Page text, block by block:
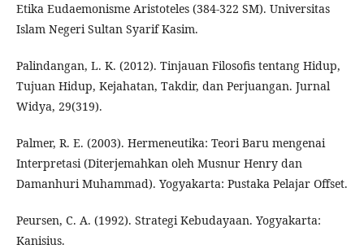
Etika Eudaemonisme Aristoteles (384-322 SM). Universitas
Islam Negeri Sultan Syarif Kasim.
Palindangan, L. K. (2012). Tinjauan Filosofis tentang Hidup,
Tujuan Hidup, Kejahatan, Takdir, dan Perjuangan. Jurnal
Widya, 29(319).
Palmer, R. E. (2003). Hermeneutika: Teori Baru mengenai
Interpretasi (Diterjemahkan oleh Musnur Henry dan
Damanhuri Muhammad). Yogyakarta: Pustaka Pelajar Offset.
Peursen, C. A. (1992). Strategi Kebudayaan. Yogyakarta:
Kanisius.